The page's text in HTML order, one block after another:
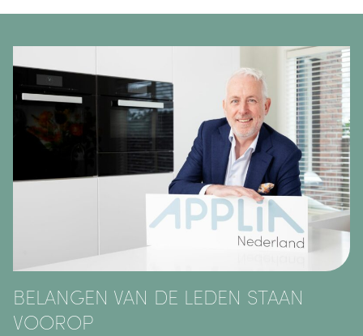
BELANGEN VAN DE LEDEN STAAN
VOOROP